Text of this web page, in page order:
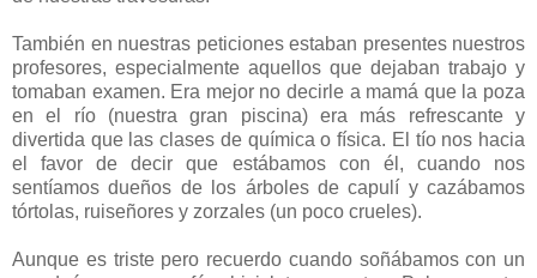
También en nuestras peticiones estaban presentes nuestros
profesores, especialmente aquellos que dejaban trabajo y
tomaban examen. Era mejor no decirle a mamá que la poza
en el río (nuestra gran piscina) era más refrescante y
divertida que las clases de química o física. El tío nos hacia
el favor de decir que estábamos con él, cuando nos
sentíamos dueños de los árboles de capulí y cazábamos
tórtolas, ruiseñores y zorzales (un poco crueles).
Aunque es triste pero recuerdo cuando soñábamos con un